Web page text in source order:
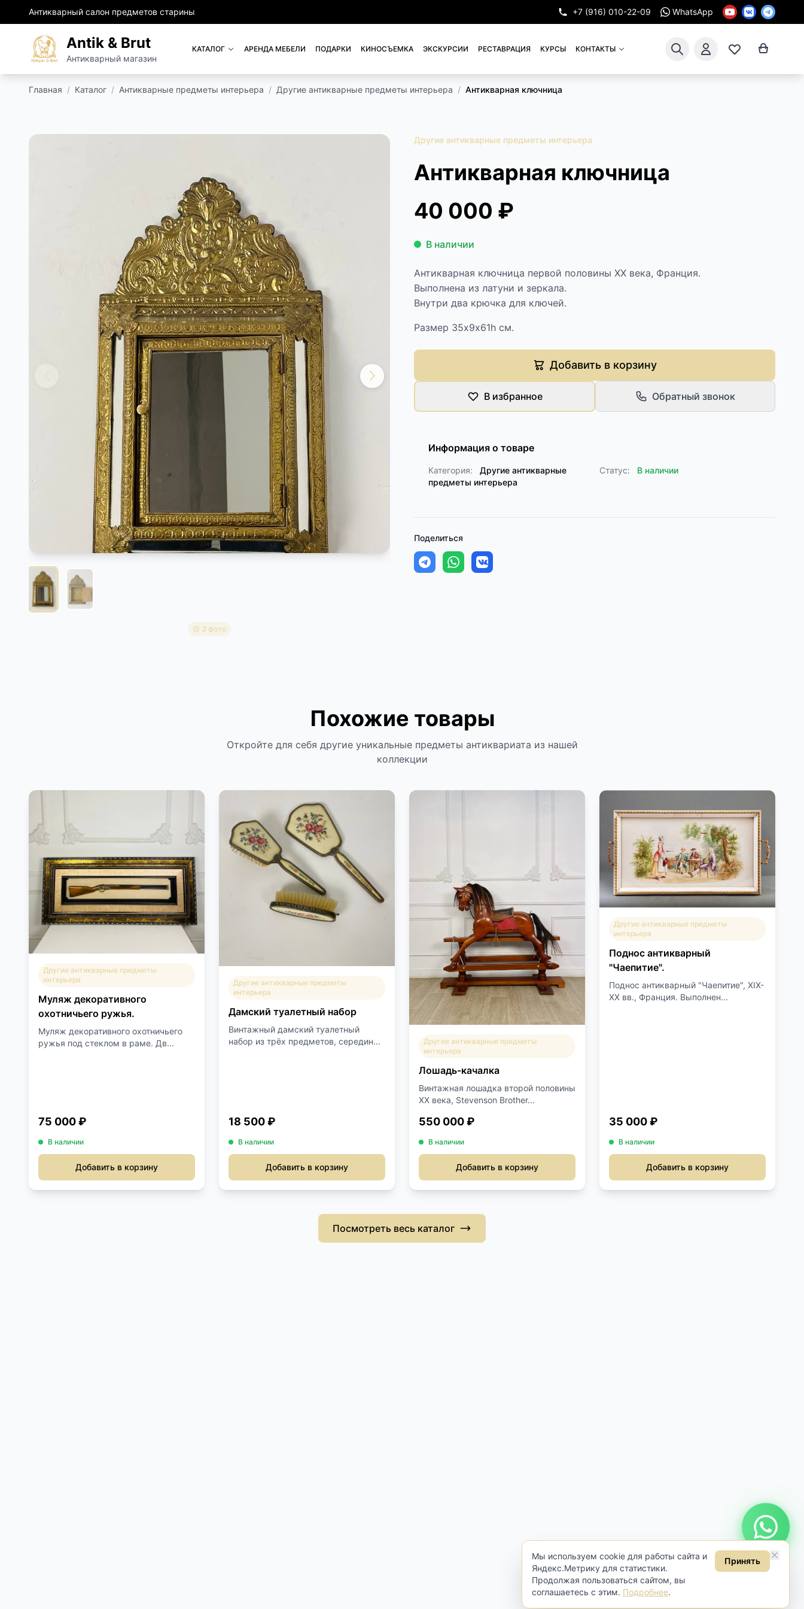
Антикварный салон предметов старины +7 (916) 010-22-09 WhatsApp
Antik & Brut
Антикварный магазин
КАТАЛОГ АРЕНДА МЕБЕЛИ ПОДАРКИ КИНОСЪЕМКА ЭКСКУРСИИ РЕСТАВРАЦИЯ КУРСЫ КОНТАКТЫ
Главная / Каталог / Антикварные предметы интерьера / Другие антикварные предметы интерьера / Антикварная ключница
2 фото
Другие антикварные предметы интерьера
Антикварная ключница
40 000 ₽
В наличии
Антикварная ключница первой половины XX века, Франция.
Выполнена из латуни и зеркала.
Внутри два крючка для ключей.
Размер 35х9х61h см.
Добавить в корзину
В избранное Обратный звонок
Информация о товаре
Категория:
Другие антикварные
предметы интерьера
Статус: В наличии
Поделиться
Похожие товары
Откройте для себя другие уникальные предметы антиквариата из нашей
коллекции
Другие антикварные предметы
интерьера
Муляж декоративного
охотничьего ружья.
Муляж декоративного охотничьего
ружья под стеклом в раме. Дв...
75 000 ₽
В наличии
Добавить в корзину
Другие антикварные предметы
интерьера
Дамский туалетный набор
Винтажный дамский туалетный
набор из трёх предметов, середин...
18 500 ₽
В наличии
Добавить в корзину
Другие антикварные предметы
интерьера
Лошадь-качалка
Винтажная лошадка второй половины
XX века, Stevenson Brother...
550 000 ₽
В наличии
Добавить в корзину
Другие антикварные предметы
интерьера
Поднос антикварный
"Чаепитие".
Поднос антикварный "Чаепитие", XIX-
XX вв., Франция. Выполнен...
35 000 ₽
В наличии
Добавить в корзину
Посмотреть весь каталог
Мы используем cookie для работы сайта и
Яндекс.Метрику для статистики.
Продолжая пользоваться сайтом, вы
соглашаетесь с этим. Подробнее.
Принять